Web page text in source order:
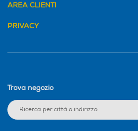
AREA CLIENTI
PRIVACY
Trova negozio